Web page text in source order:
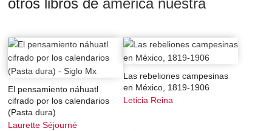
otros libros de américa nuestra
El pensamiento náhuatl
cifrado por los calendarios
(Pasta dura)
Laurette Séjourné
Las rebeliones campesinas
en México, 1819-1906
Leticia Reina